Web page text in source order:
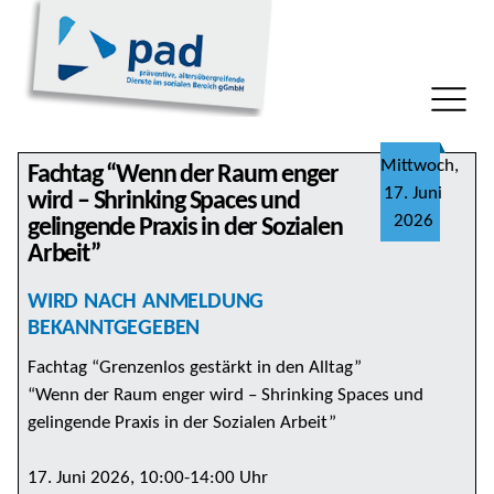
Mittwoch,
17. Juni
2026
Fachtag “Wenn der Raum enger
wird – Shrinking Spaces und
gelingende Praxis in der Sozialen
Arbeit”
WIRD NACH ANMELDUNG
BEKANNTGEGEBEN
Fachtag “Grenzenlos gestärkt in den Alltag”
“Wenn der Raum enger wird – Shrinking Spaces und
gelingende Praxis in der Sozialen Arbeit”
17. Juni 2026, 10:00-14:00 Uhr